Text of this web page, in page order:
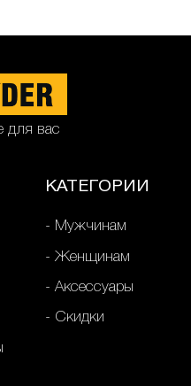
для вас
КАТЕГОРИИ
Мужчинам
Женщинам
Аксессуары
Скидки